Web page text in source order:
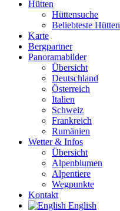
Hütten
Hüttensuche
Beliebteste Hütten
Karte
Bergpartner
Panoramabilder
Übersicht
Deutschland
Österreich
Italien
Schweiz
Frankreich
Rumänien
Wetter & Infos
Übersicht
Alpenblumen
Alpentiere
Wegpunkte
Kontakt
English